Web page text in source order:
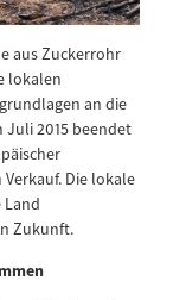
aus Zuckerrohr
lokalen
an die
Juli 2015 beendet
Die lokale
Zukunft.